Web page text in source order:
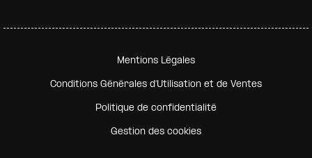
Pied de page secondaire
Mentions Légales
Conditions Générales d'Utilisation et de Ventes
Politique de confidentialité
Gestion des cookies